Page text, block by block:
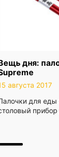
дня:
августа 2017
для еды​